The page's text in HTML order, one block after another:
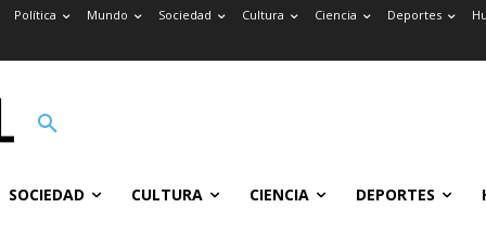
Política Mundo Sociedad Cultura Ciencia Deportes
SOCIEDAD CULTURA CIENCIA DEPORTES